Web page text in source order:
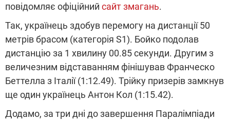
повідомляє офіційний сайт змагань.
Так, українець здобув перемогу на дистанції 50
метрів брасом (категорія S1). Бойко подолав
дистанцію за 1 хвилину 00.85 секунди. Другим з
величезним відставанням фінішував Франческо
Беттелла з Італії (1:12.49). Трійку призерів замкнув
ще один українець Антон Кол (1:15.42).
Додамо, за три дні до завершення Паралімпіади